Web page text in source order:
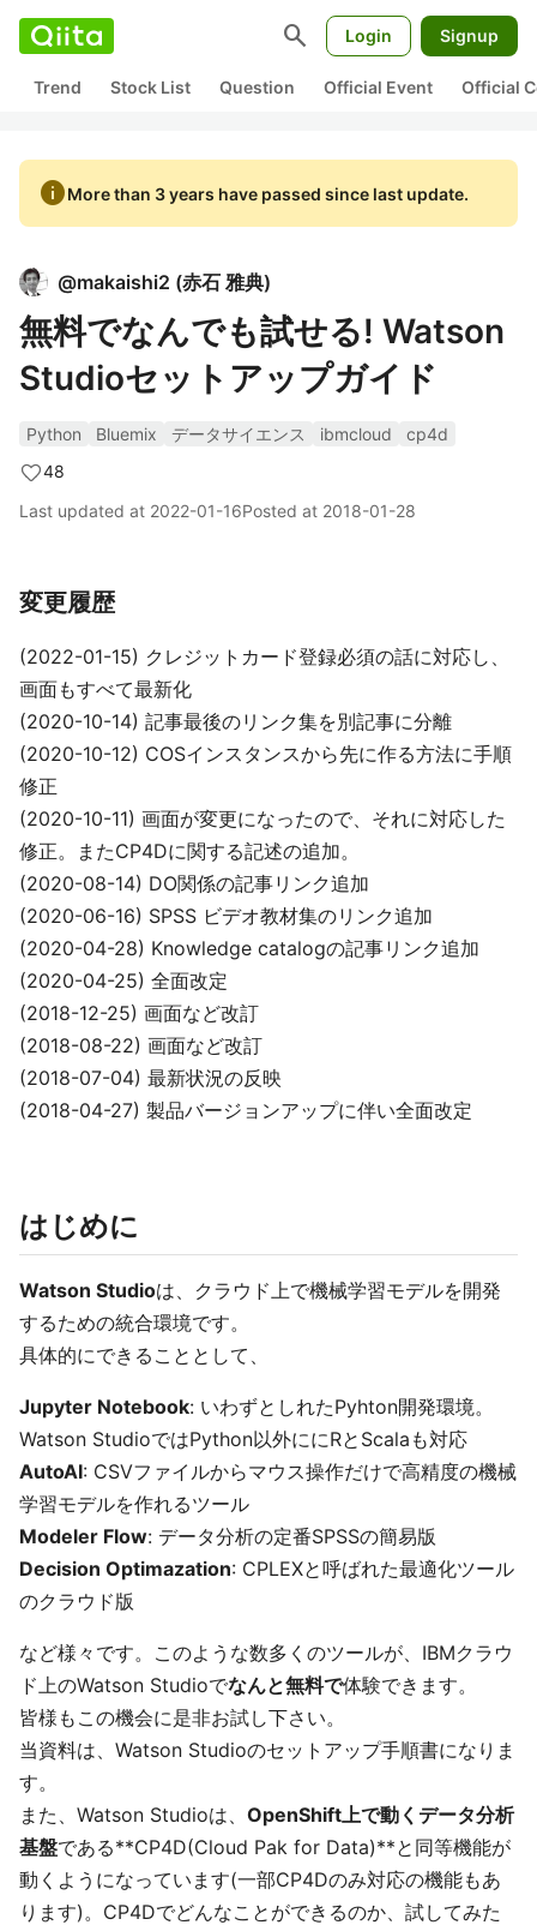
search Login Signup
Trend Stock List Question Official Event Official
infoMore than 3 years have passed since last update.
@makaishi2 (赤石 雅典)
無料でなんでも試せる! Watson
Studioセットアップガイド
Python Bluemix データサイエンス ibmcloud
cp4d
48
Last updated at 2022-01-16Posted at 2018-01-28
変更履歴
(2022-01-15) クレジットカード登録必須の話に対応し、
画面もすべて最新化
(2020-10-14) 記事最後のリンク集を別記事に分離
(2020-10-12) COSインスタンスから先に作る方法に手順
修正
(2020-10-11) 画面が変更になったので、それに対応した
修正。またCP4Dに関する記述の追加。
(2020-08-14) DO関係の記事リンク追加
(2020-06-16) SPSS ビデオ教材集のリンク追加
(2020-04-28) Knowledge catalogの記事リンク追加
(2020-04-25) 全面改定
(2018-12-25) 画面など改訂
(2018-08-22) 画面など改訂
(2018-07-04) 最新状況の反映
(2018-04-27) 製品バージョンアップに伴い全面改定
はじめに
Watson Studioは、クラウド上で機械学習モデルを開発
するための統合環境です。
具体的にできることとして、
Jupyter Notebook: いわずとしれたPyhton開発環境。
Watson StudioではPython以外ににRとScalaも対応
AutoAI: CSVファイルからマウス操作だけで高精度の機械
学習モデルを作れるツール
Modeler Flow: データ分析の定番SPSSの簡易版
Decision Optimazation: CPLEXと呼ばれた最適化ツール
のクラウド版
など様々です。このような数多くのツールが、IBMクラウ
ド上のWatson Studioでなんと無料で体験できます。
皆様もこの機会に是非お試し下さい。
当資料は、Watson Studioのセットアップ手順書になりま
す。
また、Watson Studioは、 OpenShift上で動くデータ分析
基盤である**CP4D(Cloud Pak for Data)**と同等機能が
動くようになっています(一部CP4Dのみ対応の機能もあ
ります)。CP4Dでどんなことができるのか、試してみた